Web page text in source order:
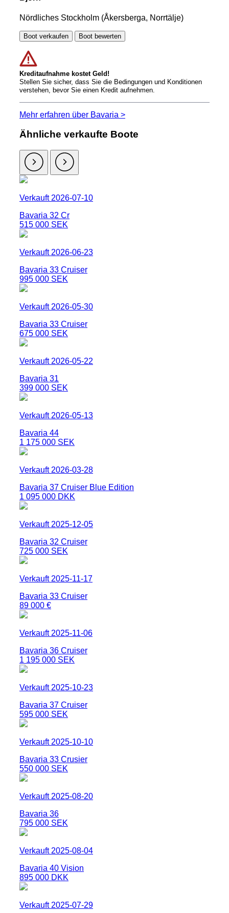
Nördliches Stockholm (Åkersberga, Norrtälje)
Boot verkaufen Boot bewerten
Kreditaufnahme kostet Geld!
Stellen Sie sicher, dass Sie die Bedingungen und Konditionen
verstehen, bevor Sie einen Kredit aufnehmen.
Mehr erfahren über Bavaria >
Ähnliche verkaufte Boote
Verkauft 2026-07-10
Bavaria 32 Cr
515 000 SEK
Verkauft 2026-06-23
Bavaria 33 Cruiser
995 000 SEK
Verkauft 2026-05-30
Bavaria 33 Cruiser
675 000 SEK
Verkauft 2026-05-22
Bavaria 31
399 000 SEK
Verkauft 2026-05-13
Bavaria 44
1 175 000 SEK
Verkauft 2026-03-28
Bavaria 37 Cruiser Blue Edition
1 095 000 DKK
Verkauft 2025-12-05
Bavaria 32 Cruiser
725 000 SEK
Verkauft 2025-11-17
Bavaria 33 Cruiser
89 000 €
Verkauft 2025-11-06
Bavaria 36 Cruiser
1 195 000 SEK
Verkauft 2025-10-23
Bavaria 37 Cruiser
595 000 SEK
Verkauft 2025-10-10
Bavaria 33 Crusier
550 000 SEK
Verkauft 2025-08-20
Bavaria 36
795 000 SEK
Verkauft 2025-08-04
Bavaria 40 Vision
895 000 DKK
Verkauft 2025-07-29